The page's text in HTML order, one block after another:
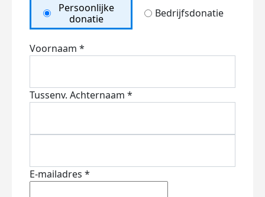
Persoonlijke
donatie
Bedrijfsdonatie
Voornaam *
Tussenv. Achternaam *
E-mailadres *